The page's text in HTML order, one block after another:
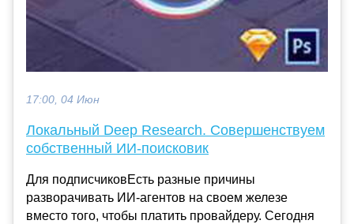
17:00, 04 Июн
Локальный Deep Research. Совершенствуем
собственный ИИ-поисковик
Для подписчиковЕсть разные причины
разворачивать ИИ-агентов на своем железе
вместо того, чтобы платить провайдеру. Сегодня